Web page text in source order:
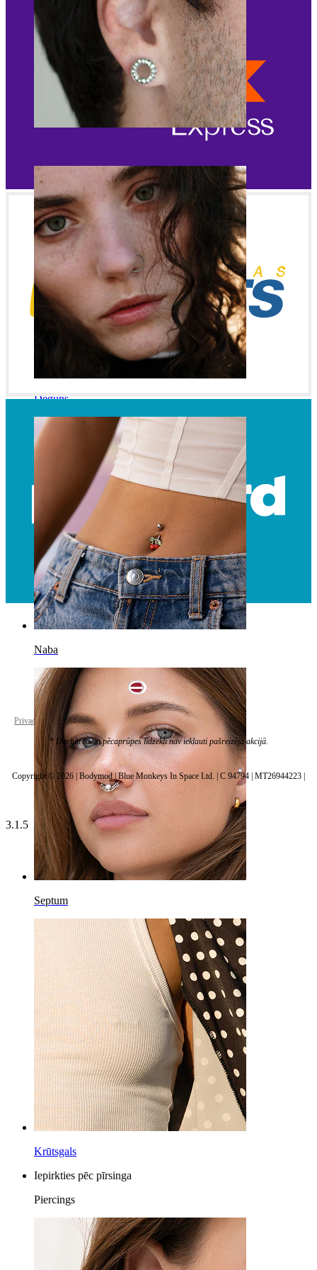
Deguns
Naba
Septum
Krūtsgals
Iepirkties pēc pīrsinga
Piercings
Privacy policy Cookie settings
* Darbarīki un pēcaprūpes līdzekļi nav iekļauti pašreizējā akcijā.
Copyright © 2026 | Bodymod | Blue Monkeys In Space Ltd. | C 94794 | MT26944223 |
3.1.5